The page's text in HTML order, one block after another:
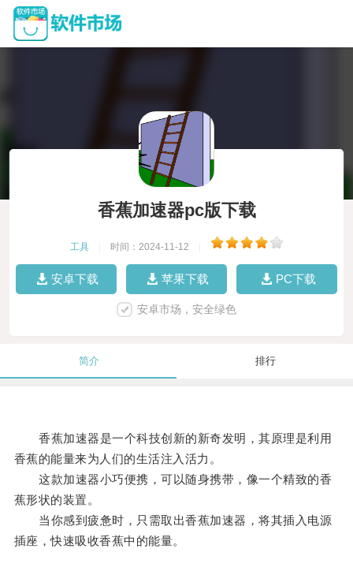
香蕉加速器pc版下载
工具 时间：2024-11-12
安卓下载 苹果下载 PC下载
安卓市场，安全绿色
简介 排行
香蕉加速器是一个科技创新的新奇发明，其原理是利用
香蕉的能量来为人们的生活注入活力。
这款加速器小巧便携，可以随身携带，像一个精致的香
蕉形状的装置。
当你感到疲惫时，只需取出香蕉加速器，将其插入电源
插座，快速吸收香蕉中的能量。